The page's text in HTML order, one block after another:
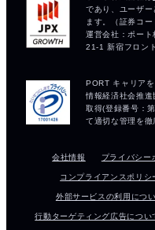
会社情報 プライバシー
コンプライアンスポリシ
外部サービスの利用につ
行動ターゲティング広告につい